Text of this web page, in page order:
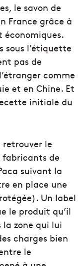
le savon de
France grâce à
économiques.
sous l’étiquette
pas de
comme
et en Chine. Et
initiale du
retrouver le
fabricants de
suivant la
en place une
Un label
le produit qu’il
zone qui lui
charges bien
le